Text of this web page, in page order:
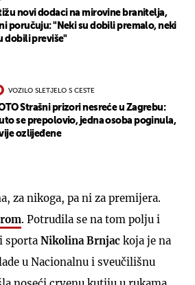
novi dodaci na mirovine branitelja,
poručuju: "Neki su dobili premalo, neki
dobili previše"
VOZILO SLETJELO S CESTE
Strašni prizori nesreće u Zagrebu:
se prepolovio, jedna osoba poginula,
ozlijeđene
za nikoga, pa ni za premijera.
. Potrudila se na tom polju i
sporta Nikolina Brnjac koja je na
u Nacionalnu i sveučilišnu